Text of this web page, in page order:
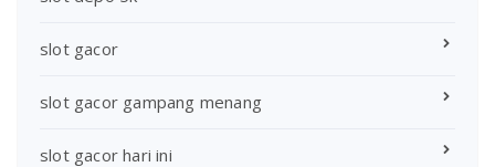
slot gacor
slot gacor gampang menang
slot gacor hari ini